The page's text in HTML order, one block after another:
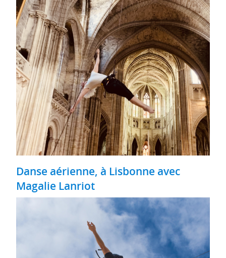
Danse aérienne, à Lisbonne avec
Magalie Lanriot